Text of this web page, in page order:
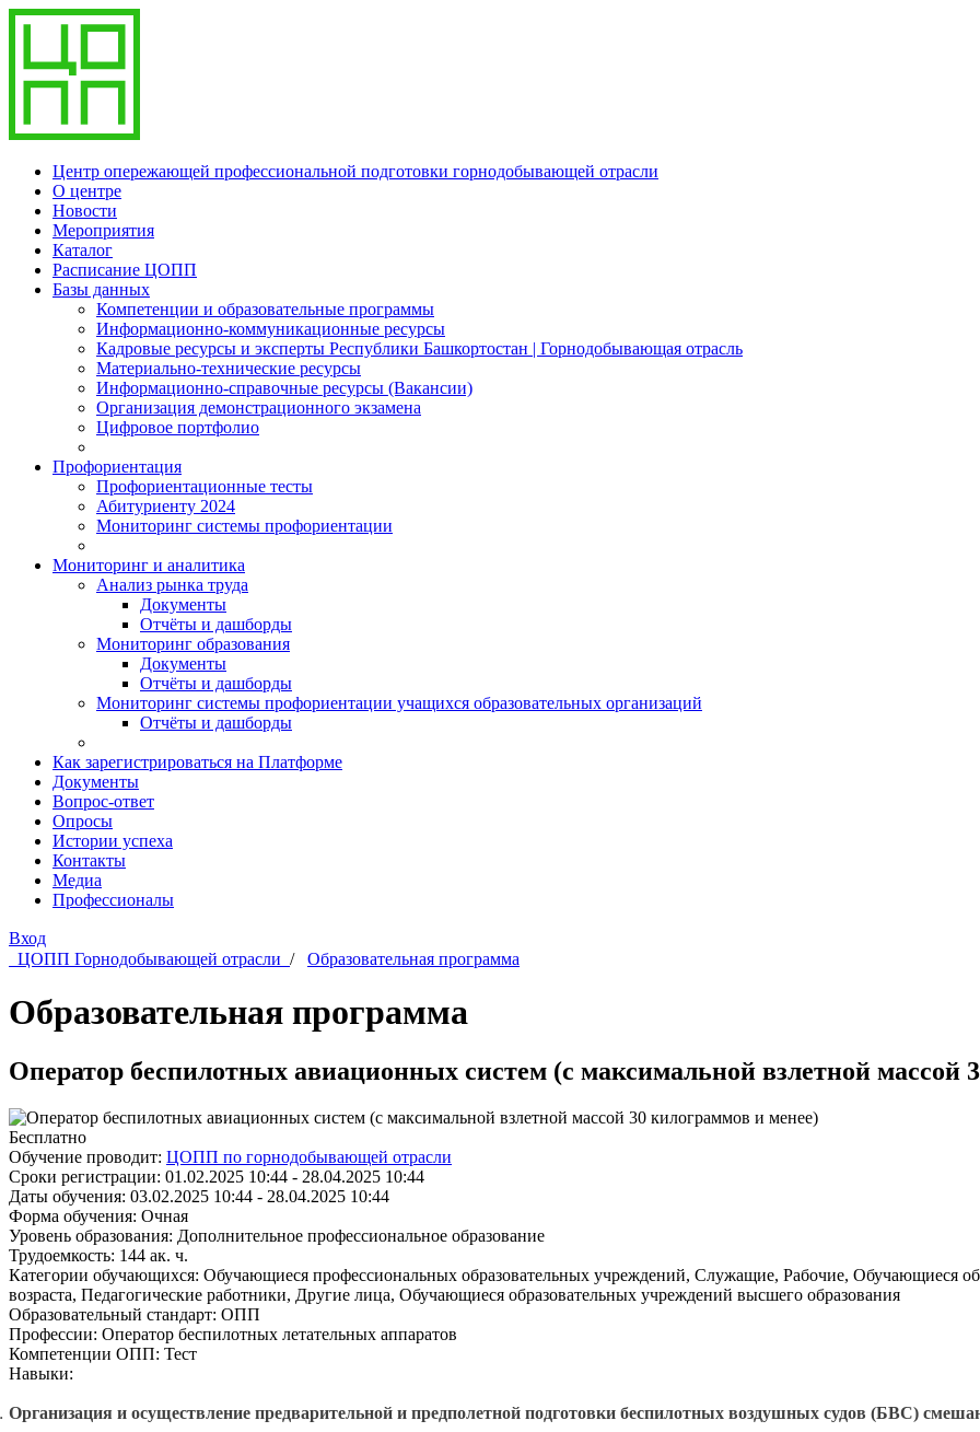
Центр опережающей профессиональной подготовки горнодобывающей отрасли
О центре
Новости
Мероприятия
Каталог
Расписание ЦОПП
Базы данных
Компетенции и образовательные программы
Информационно-коммуникационные ресурсы
Кадровые ресурсы и эксперты Республики Башкортостан | Горнодобывающая отрасль
Материально-технические ресурсы
Информационно-справочные ресурсы (Вакансии)
Организация демонстрационного экзамена
Цифровое портфолио
Профориентация
Профориентационные тесты
Абитуриенту 2024
Мониторинг системы профориентации
Мониторинг и аналитика
Анализ рынка труда
Документы
Отчёты и дашборды
Мониторинг образования
Документы
Отчёты и дашборды
Мониторинг системы профориентации учащихся образовательных организаций
Отчёты и дашборды
Как зарегистрироваться на Платформе
Документы
Вопрос-ответ
Опросы
Истории успеха
Контакты
Медиа
Профессионалы
Вход
ЦОПП Горнодобывающей отрасли / Образовательная программа
Образовательная программа
Оператор беспилотных авиационных систем (с максимальной взлетной массой
Бесплатно
Обучение проводит: ЦОПП по горнодобывающей отрасли
Сроки регистрации: 01.02.2025 10:44 - 28.04.2025 10:44
Даты обучения: 03.02.2025 10:44 - 28.04.2025 10:44
Форма обучения: Очная
Уровень образования: Дополнительное профессиональное образование
Трудоемкость: 144 ак. ч.
Категории обучающихся: Обучающиеся профессиональных образовательных учреждений, Служащие, Рабочие, Обучающиеся
возраста, Педагогические работники, Другие лица, Обучающиеся образовательных учреждений высшего образования
Образовательный стандарт: ОПП
Профессии: Оператор беспилотных летательных аппаратов
Компетенции ОПП: Тест
Навыки:
Организация и осуществление предварительной и предполетной подготовки беспилотных воздушных судов (БВС)